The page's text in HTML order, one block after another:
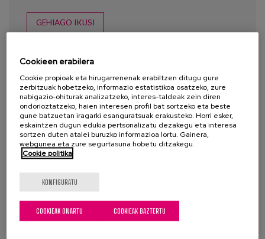
GEHIAGO IKUSI
Cookieen erabilera
Cookie propioak eta hirugarrenenak erabiltzen ditugu gure
zerbitzuak hobetzeko, informazio estatistikoa osatzeko, zure
nabigazio-ohiturak analizatzeko, interes-taldeak zein diren
ondorioztatzeko, haien interesen profil bat sortzeko eta beste
gune batzuetan iragarki esanguratsuak erakusteko. Horri esker,
eskaintzen dugun edukia pertsonalizatu dezakegu eta interesa
sortzen duten atalei buruzko informazioa lortu. Gainera,
webgunea eta zure segurtasuna hobetu ditzakegu.
Cookie politika
KONFIGURATU
COOKIEAK BAZTERTU
COOKIEAK ONARTU